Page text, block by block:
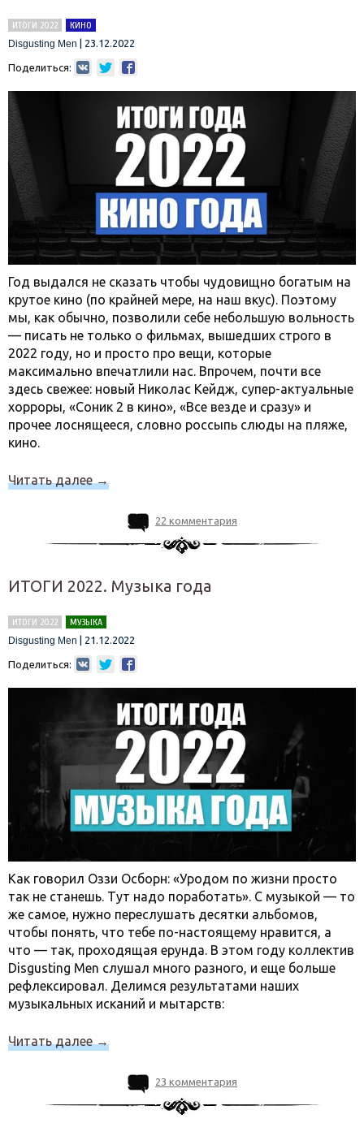
ИТОГИ 2022
КИНО
Disgusting Men
23.12.2022
Поделиться:
Год выдался не сказать чтобы чудовищно богатым на
крутое кино (по крайней мере, на наш вкус). Поэтому
мы, как обычно, позволили себе небольшую вольность
— писать не только о фильмах, вышедших строго в
2022 году, но и просто про вещи, которые
максимально впечатлили нас. Впрочем, почти все
здесь свежее: новый Николас Кейдж, супер-актуальные
хорроры, «Соник 2 в кино», «Все везде и сразу» и
прочее лоснящееся, словно россыпь слюды на пляже,
кино.
Читать далее→
22 комментария
ИТОГИ 2022. Музыка года
ИТОГИ 2022
МУЗЫКА
Disgusting Men
21.12.2022
Поделиться:
Как говорил Оззи Осборн: «Уродом по жизни просто
так не станешь. Тут надо поработать». С музыкой — то
же самое, нужно переслушать десятки альбомов,
чтобы понять, что тебе по-настоящему нравится, а
что — так, проходящая ерунда. В этом году коллектив
Disgusting Men слушал много разного, и еще больше
рефлексировал. Делимся результатами наших
музыкальных исканий и мытарств:
Читать далее→
23 комментария